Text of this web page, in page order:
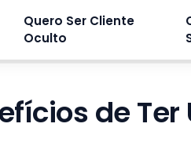
Quero Ser Cliente
Oculto
de Ter